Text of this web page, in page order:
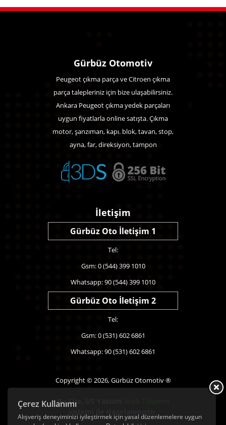
Çerez Kullanımı
Alışveriş deneyiminizi iyileştirmek için yasal düzenlemelere uygun
Gürbüz Otomotiv
Peugeot çıkma parça ve Citroen çıkma
parça talepleriniz için bize ulaşabilirsiniz.
Ankara Peugeot çıkma yedek parçaları
uygun fiyatlarla online satışta. Çıkma
motor, şanzıman, kapı. blok, tavan, stop,
ayna, far, direksiyon, tampon
İletişim
Gürbüz Oto İletişim 1
Tel:
Gsm: 0 (544) 399 1010
Whatsapp: 90 (544) 399 1010
Gürbüz Oto İletişim 2
Tel:
Gsm: 0 (531) 602 6861
Whatsapp: 90 (531) 602 6861
Copyright © 2026, Gürbüz Otomotiv ®
Bu Site,